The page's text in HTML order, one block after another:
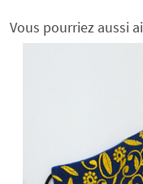
Vous pourriez aussi